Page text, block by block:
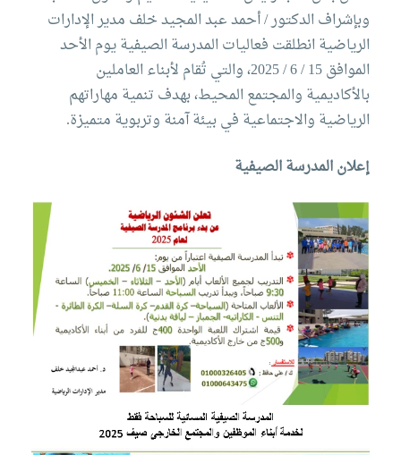
التدريب
والخدمة
المجتمعية
الإستشارات
روابط الكليات المقرات الحياة
بالأكاديمية
المراكز المعاهدالمجمعاتالعمادات
تواصل
معنا
خريطة
الموقع
وبإشراف الدكتور / أحمد عبد المجيد خلف مدير الإدارات
الرياضيةانطلقت فعاليات المدرسة الصيفية يوم الأحد
الموافق 15 / 6 / 2025، والتي تُقام لأبناء العاملين
بالأكاديمية والمجتمع المحيط، بهدف تنمية مهاراتهم
الرياضية والاجتماعية في بيئة آمنة وتربوية متميزة.
إعلان المدرسة الصيفية